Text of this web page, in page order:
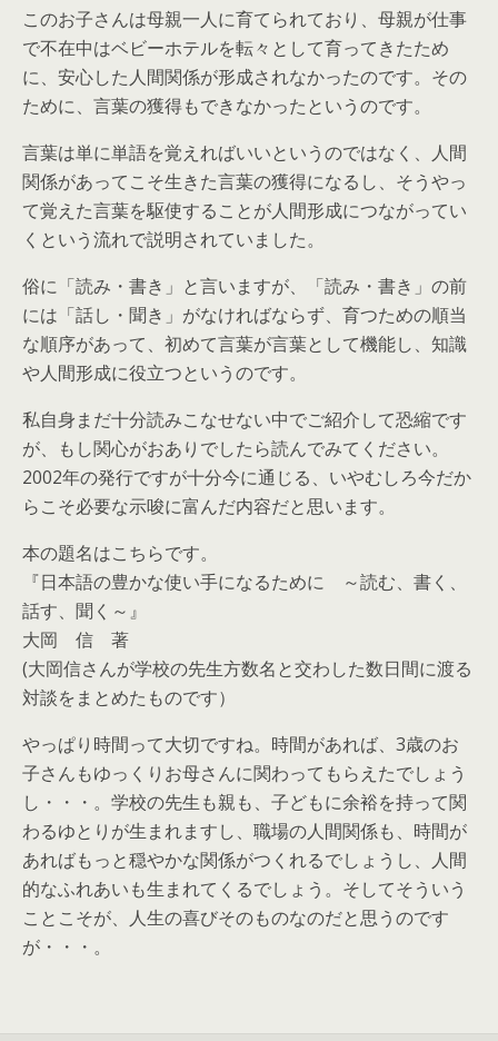
このお子さんは母親一人に育てられており、母親が仕事
で不在中はベビーホテルを転々として育ってきたため
に、安心した人間関係が形成されなかったのです。その
ために、言葉の獲得もできなかったというのです。
言葉は単に単語を覚えればいいというのではなく、人間
関係があってこそ生きた言葉の獲得になるし、そうやっ
て覚えた言葉を駆使することが人間形成につながってい
くという流れで説明されていました。
俗に「読み・書き」と言いますが、「読み・書き」の前
には「話し・聞き」がなければならず、育つための順当
な順序があって、初めて言葉が言葉として機能し、知識
や人間形成に役立つというのです。
私自身まだ十分読みこなせない中でご紹介して恐縮です
が、もし関心がおありでしたら読んでみてください。
2002年の発行ですが十分今に通じる、いやむしろ今だか
らこそ必要な示唆に富んだ内容だと思います。
本の題名はこちらです。
『日本語の豊かな使い手になるために ～読む、書く、
話す、聞く～』
大岡 信 著
(大岡信さんが学校の先生方数名と交わした数日間に渡る
対談をまとめたものです）
やっぱり時間って大切ですね。時間があれば、3歳のお
子さんもゆっくりお母さんに関わってもらえたでしょう
し・・・。学校の先生も親も、子どもに余裕を持って関
わるゆとりが生まれますし、職場の人間関係も、時間が
あればもっと穏やかな関係がつくれるでしょうし、人間
的なふれあいも生まれてくるでしょう。そしてそういう
ことこそが、人生の喜びそのものなのだと思うのです
が・・・。